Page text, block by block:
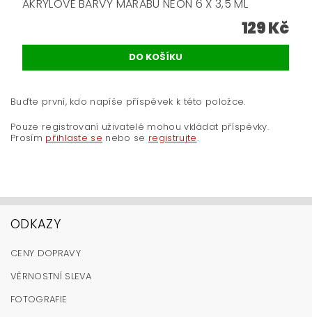
AKRYLOVÉ BARVY MARABU NEON 6 X 3,5 ML
129 Kč
Buďte první, kdo napíše příspěvek k této položce.
Pouze registrovaní uživatelé mohou vkládat příspěvky.
Prosím přihlaste se nebo se registrujte.
ODKAZY
CENY DOPRAVY
VĚRNOSTNÍ SLEVA
FOTOGRAFIE